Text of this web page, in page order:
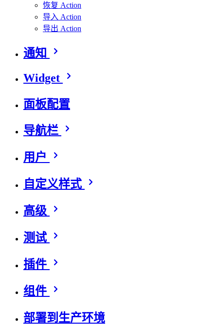
恢复 Action
导入 Action
导出 Action
通知
Widget
面板配置
导航栏
用户
自定义样式
高级
测试
插件
组件
部署到生产环境